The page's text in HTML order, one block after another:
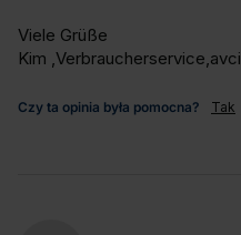
Viele Grüße
Kim ,Verbraucherservice,avci
Czy ta opinia była pomocna? Tak